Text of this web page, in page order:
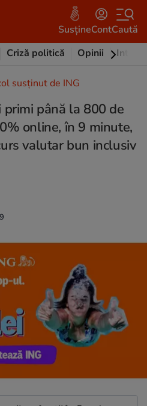
SusțineContCaută
Criză politică Opinii
susținut de ING
primi până la 800 de
online, în 9 minute,
valutar bun inclusiv